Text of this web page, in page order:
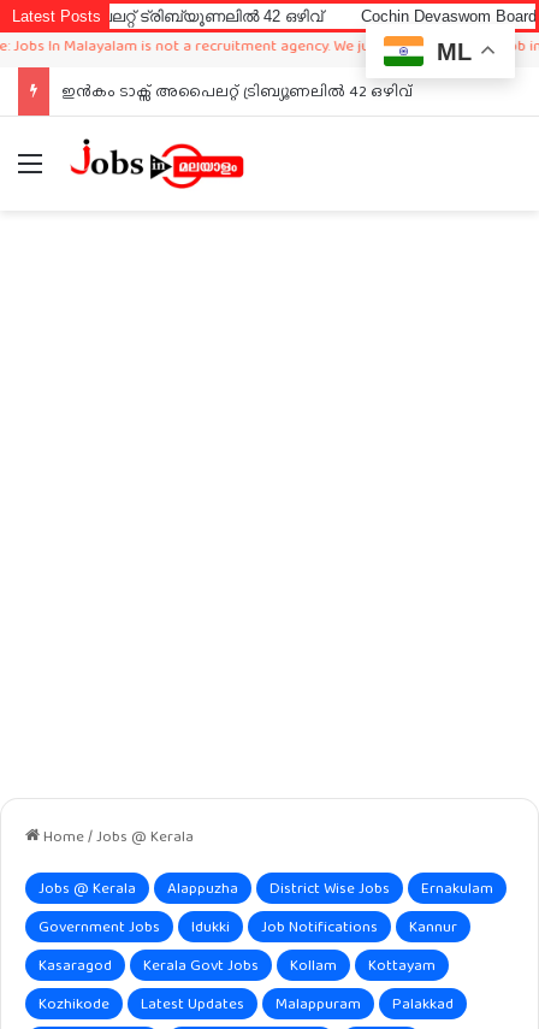
Latest Postsട്രിബ്യൂണലിൽ 42 ഒഴിവ് Cochin Devaswom Board LD
Malayalam is not a recruitment agency. We just sharing available job in
ഇൻകം ടാക്സ് അപൈലറ്റ് ട്രിബ്യൂണലിൽ 42 ഒഴിവ്
Menu
Home/Jobs @ Kerala
Jobs @ Kerala Alappuzha District Wise Jobs
Ernakulam
Government Jobs
Idukki Job Notifications
Kannur
Kasaragod
Kerala Govt Jobs Kollam
Kottayam
Kozhikode
Latest Updates Malappuram
Palakkad
ML